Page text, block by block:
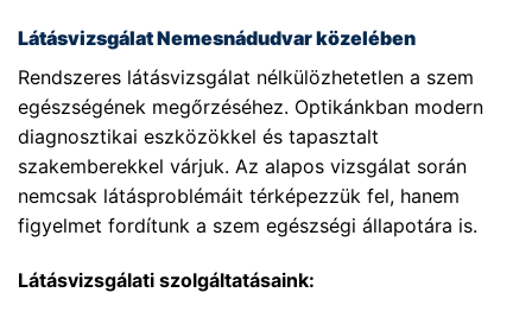
Látásvizsgálat Nemesnádudvar közelében
Rendszeres látásvizsgálat nélkülözhetetlen a szem
egészségének megőrzéséhez. Optikánkban modern
diagnosztikai eszközökkel és tapasztalt
szakemberekkel várjuk. Az alapos vizsgálat során
nemcsak látásproblémáit térképezzük fel, hanem
figyelmet fordítunk a szem egészségi állapotára is.
Látásvizsgálati szolgáltatásaink: